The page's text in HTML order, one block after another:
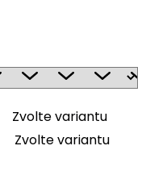
Zvolte variantu
Zvolte variantu